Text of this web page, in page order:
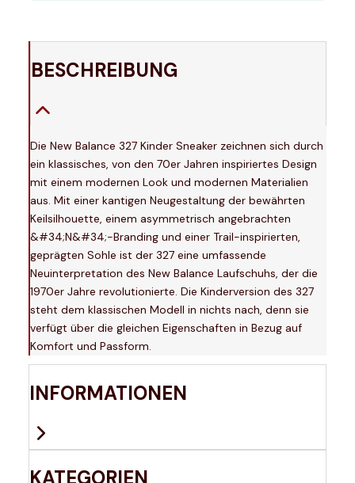
BESCHREIBUNG
Die New Balance 327 Kinder Sneaker zeichnen sich durch
ein klassisches, von den 70er Jahren inspiriertes Design
mit einem modernen Look und modernen Materialien
aus. Mit einer kantigen Neugestaltung der bewährten
Keilsilhouette, einem asymmetrisch angebrachten
&#34;N&#34;-Branding und einer Trail-inspirierten,
geprägten Sohle ist der 327 eine umfassende
Neuinterpretation des New Balance Laufschuhs, der die
1970er Jahre revolutionierte. Die Kinderversion des 327
steht dem klassischen Modell in nichts nach, denn sie
verfügt über die gleichen Eigenschaften in Bezug auf
Komfort und Passform.
INFORMATIONEN